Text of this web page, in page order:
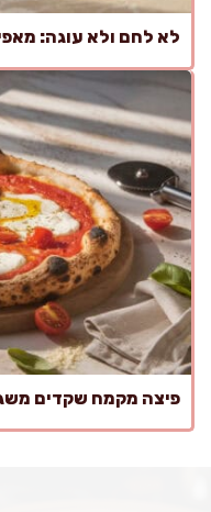
לא לחם ולא עוגה: מאפינס
פיצה מקמח שקדים משגעת ב-25 דקות,